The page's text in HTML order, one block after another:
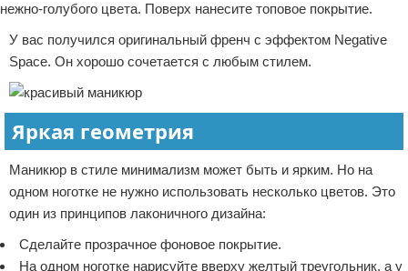
нежно-голубого цвета. Поверх нанесите топовое покрытие.
У вас получился оригинальный френч с эффектом Negative
Space. Он хорошо сочетается с любым стилем.
Яркая геометрия
Маникюр в стиле минимализм может быть и ярким. Но на
одном ноготке не нужно использовать несколько цветов. Это
один из принципов лаконичного дизайна:
Сделайте прозрачное фоновое покрытие.
На одном ноготке нарисуйте вверху желтый треугольник, а у